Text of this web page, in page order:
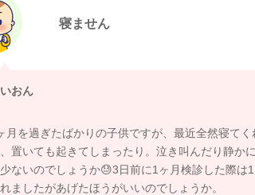
寝ません
おん
月を過ぎたばかりの子供ですが、最近全然寝て
、置いても起きてしまったり。泣き叫んだり静か
ないのでしょうか😓3日前に1ヶ月検診した際
ましたがあげたほうがいいのでしょうか。